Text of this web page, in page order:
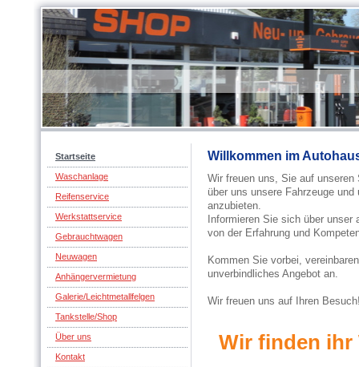
Startseite
Waschanlage
Reifenservice
Werkstattservice
Gebrauchtwagen
Neuwagen
Anhängervermietung
Galerie/Leichtmetallfelgen
Tankstelle/Shop
Über uns
Kontakt
Willkommen im
Wir freuen uns, Sie auf
über uns unsere Fahrzeuge
anzubieten.
Informieren Sie sich über
von der Erfahrung und
Kommen Sie vorbei,
unverbindliches Angebot an.
Wir freuen uns auf Ihren
Wir finden ihr